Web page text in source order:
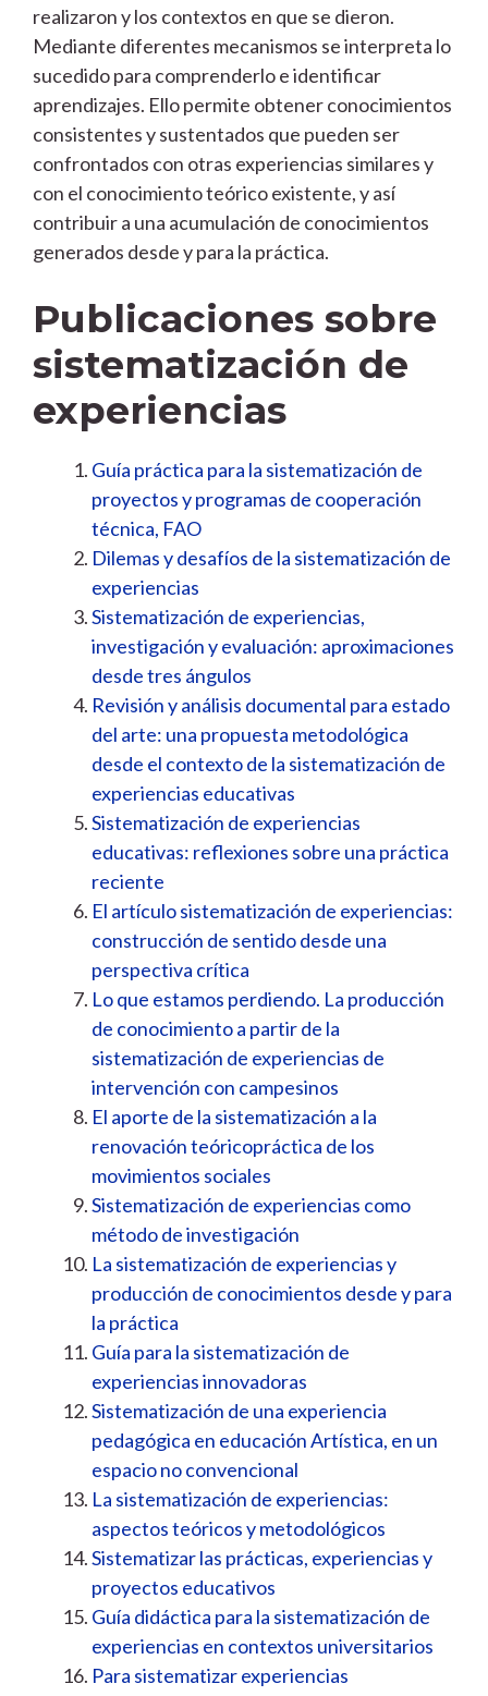
realizaron y los contextos en que se dieron.
Mediante diferentes mecanismos se interpreta lo
sucedido para comprenderlo e identificar
aprendizajes. Ello permite obtener conocimientos
consistentes y sustentados que pueden ser
confrontados con otras experiencias similares y
con el conocimiento teórico existente, y así
contribuir a una acumulación de conocimientos
generados desde y para la práctica.
Publicaciones sobre
sistematización de
experiencias
Guía práctica para la sistematización de
proyectos y programas de cooperación
técnica, FAO
Dilemas y desafíos de la sistematización de
experiencias
Sistematización de experiencias,
investigación y evaluación: aproximaciones
desde tres ángulos
Revisión y análisis documental para estado
del arte: una propuesta metodológica
desde el contexto de la sistematización de
experiencias educativas
Sistematización de experiencias
educativas: reflexiones sobre una práctica
reciente
El artículo sistematización de experiencias:
construcción de sentido desde una
perspectiva crítica
Lo que estamos perdiendo. La producción
de conocimiento a partir de la
sistematización de experiencias de
intervención con campesinos
El aporte de la sistematización a la
renovación teóricopráctica de los
movimientos sociales
Sistematización de experiencias como
método de investigación
La sistematización de experiencias y
producción de conocimientos desde y para
la práctica
Guía para la sistematización de
experiencias innovadoras
Sistematización de una experiencia
pedagógica en educaciónArtística, en un
espacio no convencional
La sistematización de experiencias:
aspectos teóricos y metodológicos
Sistematizar las prácticas, experiencias y
proyectos educativos
Guía didáctica para la sistematización de
experiencias en contextos universitarios
Para sistematizar experiencias